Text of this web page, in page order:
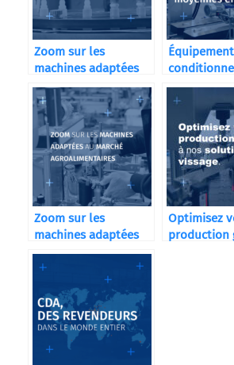
Zoom sur les
machines adaptées
au marché du e-
liquide
pour les
moyennes
entreprises
Zoom sur les
machines adaptées
au marché
agroalimentaire
Optimisez
production